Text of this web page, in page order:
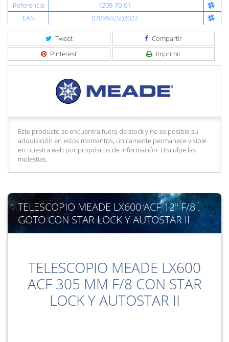
Referencia
1208-70-01
EAN
0709942502022
Tweet
Compartir
Pinterest
Imprimir
Este producto se encuentra fuera de stock y no es posible su
adquisición en estos momentos, únicamente permanece visible
en nuestra web por propósitos de información. Disculpe las
molestias.
TELESCOPIO MEADE LX600 ACF 12" F/8
GOTO CON STAR LOCK Y AUTOSTAR II
TELESCOPIO MEADE LX600
ACF 305 MM F/8 CON STAR
LOCK Y AUTOSTAR II